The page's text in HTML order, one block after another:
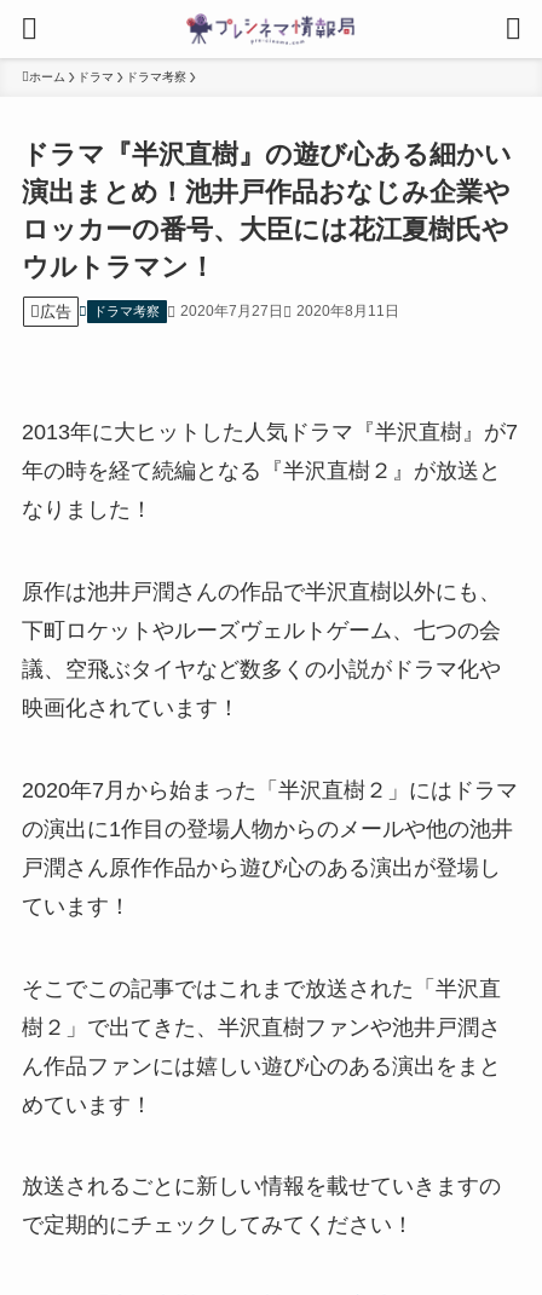
ホーム ドラマ ドラマ考察
ドラマ『半沢直樹』の遊び心ある細かい
演出まとめ！池井戸作品おなじみ企業や
ロッカーの番号、大臣には花江夏樹氏や
ウルトラマン！
広告 ドラマ考察 2020年7月27日 2020年8月11日
2013年に大ヒットした人気ドラマ『半沢直樹』が7
年の時を経て続編となる『半沢直樹２』が放送と
なりました！
原作は池井戸潤さんの作品で半沢直樹以外にも、
下町ロケットやルーズヴェルトゲーム、七つの会
議、空飛ぶタイヤなど数多くの小説がドラマ化や
映画化されています！
2020年7月から始まった「半沢直樹２」にはドラマ
の演出に1作目の登場人物からのメールや他の池井
戸潤さん原作作品から遊び心のある演出が登場し
ています！
そこでこの記事ではこれまで放送された「半沢直
樹２」で出てきた、半沢直樹ファンや池井戸潤さ
ん作品ファンには嬉しい遊び心のある演出をまと
めています！
放送されるごとに新しい情報を載せていきますの
で定期的にチェックしてみてください！